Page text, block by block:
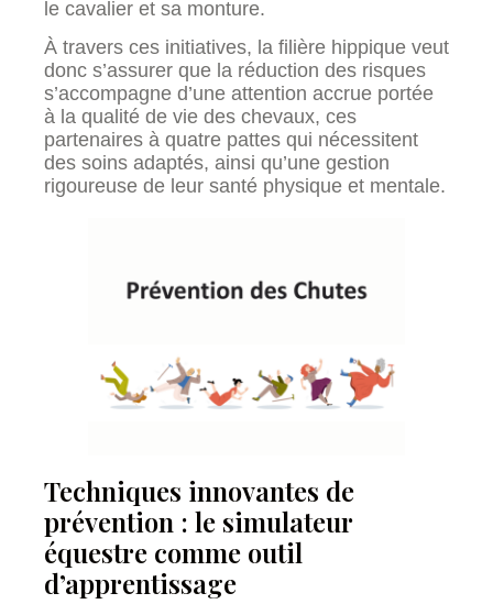
le cavalier et sa monture.
À travers ces initiatives, la filière hippique veut
donc s’assurer que la réduction des risques
s’accompagne d’une attention accrue portée
à la qualité de vie des chevaux, ces
partenaires à quatre pattes qui nécessitent
des soins adaptés, ainsi qu’une gestion
rigoureuse de leur santé physique et mentale.
Techniques innovantes de
prévention : le simulateur
équestre comme outil
d’apprentissage